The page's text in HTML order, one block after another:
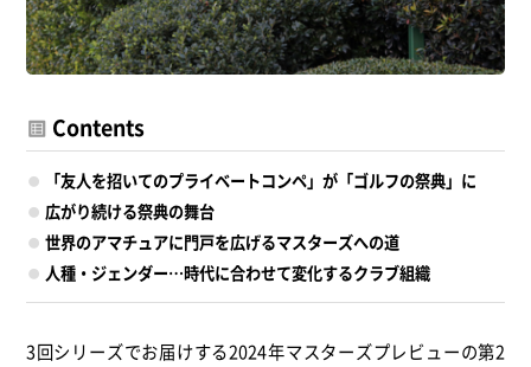
Contents
「友人を招いてのプライベートコンペ」が「ゴルフの祭典」に
広がり続ける祭典の舞台
世界のアマチュアに門戸を広げるマスターズへの道
人種・ジェンダー…時代に合わせて変化するクラブ組織
3回シリーズでお届けする2024年マスターズプレビューの第2